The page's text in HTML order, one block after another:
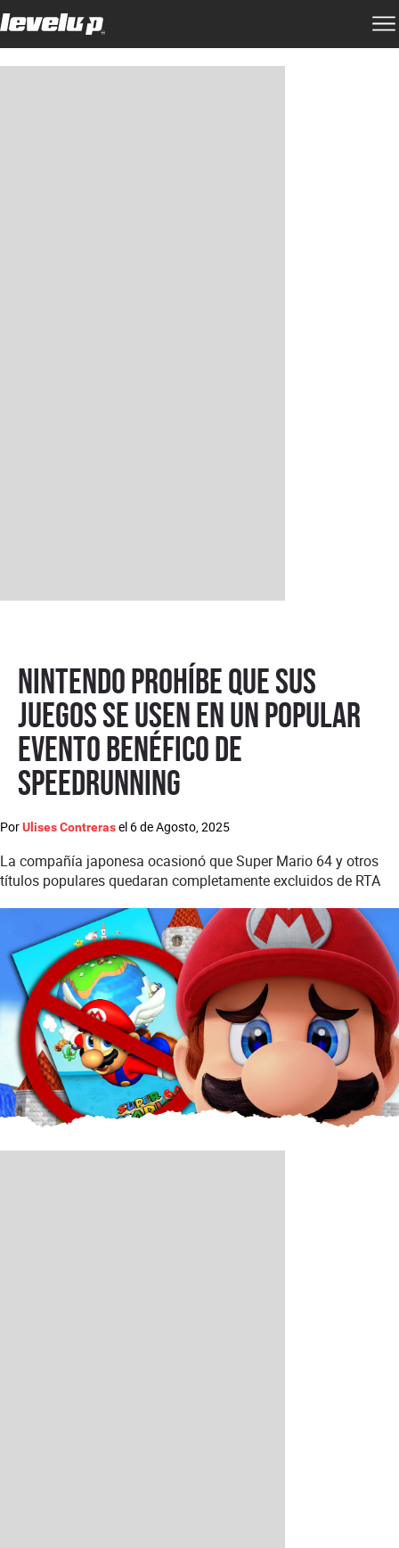
Nintendo prohíbe que sus
juegos se usen en un popular
evento benéfico de
speedrunning
PorUlises Contrerasel 6 de Agosto, 2025
La compañía japonesa ocasionó que Super Mario 64 y otros
títulos populares quedaran completamente excluidos de RTA